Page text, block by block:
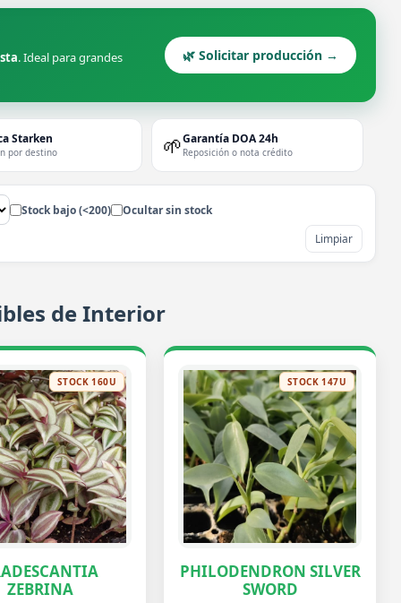
. Ideal para grandes
🌿 Solicitar producción →
Starken
por destino 🌱Garantía DOA 24h
Reposición o nota crédito
Stock bajo (<200)
Ocultar sin stock
Limpiar
de Interior
STOCK 160U
ZEBRINA
STOCK 147U
PHILODENDRON SILVER
SWORD